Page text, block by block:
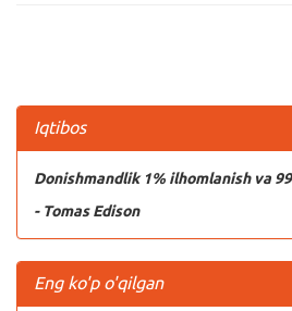
Iqtibos
Donishmandlik 1% ilhomlanish va
- Tomas Edison
Eng ko'p o'qilgan